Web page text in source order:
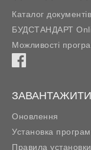
Каталог документів
БУДСТАНДАРТ
Можливості
ЗАВАНТАЖИТИ
Оновлення
Установка
Правила установки